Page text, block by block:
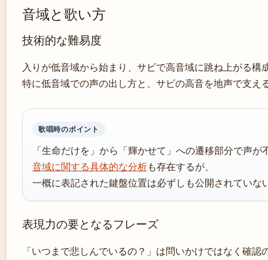
音域と歌い方
技術的な難易度
入りが低音域から始まり、サビで高音域に跳ね上がる
特に低音域での声の出し方と、サビの高音を地声で支え
歌唱時のポイント
「生命だけを」から「輝かせて」への遷移部分で声が
音域に関する具体的な分析も存在するが、
一概に表記された鍵盤位置は必ずしも公開されていな
表現力の要となるフレーズ
「いつまで悲しんでいるの？」は問いかけではなく確